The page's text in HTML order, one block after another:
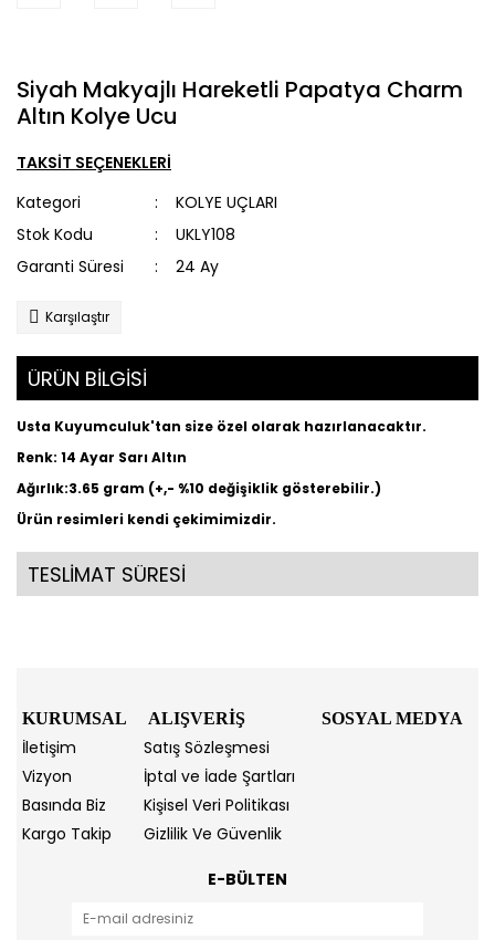
Siyah Makyajlı Hareketli Papatya Charm
Altın Kolye Ucu
TAKSİT SEÇENEKLERİ
Kategori
KOLYE UÇLARI
Stok Kodu
UKLY108
Garanti Süresi
24 Ay
Karşılaştır
ÜRÜN BİLGİSİ
Usta Kuyumculuk'tan size özel olarak hazırlanacaktır.
Renk: 14 Ayar Sarı Altın
Ağırlık:3.65 gram (+,- %10 değişiklik gösterebilir.)
Ürün resimleri kendi çekimimizdir.
TESLİMAT SÜRESİ
KURUMSAL ALIŞVERİŞ SOSYAL MEDYA
İletişim
Satış Sözleşmesi
Vizyon
İptal ve İade Şartları
Basında Biz
Kişisel Veri Politikası
Kargo Takip
Gizlilik Ve Güvenlik
E-BÜLTEN